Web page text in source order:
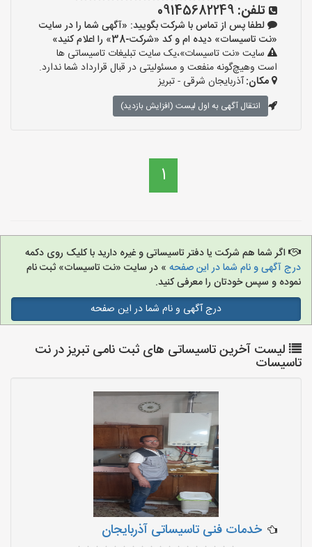
تلفن: 09145682249
لطفا پس از تماس با شرکت بگویید: «آگهی شما را در سایت
«نت تاسیسات» دیده ام و کد «شرکت-38» را اعلام کنید»
سایت «نت تاسیسات»،یک سایت تبلیغات تاسیساتی ها
است وهیچ‌گونه منفعت و مسئولیتی در قبال قرارداد شما ندارد.
مکان:آذربایجان شرقی - تبریز
انتقال آگهی به اول لیست (افزایش بازدید)
1
اگر شما هم شرکت یا دفتر تاسیساتی و غیره دارید با کلیک روی دکمه
درج آگهی و نام شما در این صفحه » در سایت «نت تاسیسات» ثبت نام
نموده و سپس خودتان را معرفی کنید.
درج آگهی و نام شما در این صفحه
لیست آخرین تاسیساتی های ثبت نامی تبریز در نت
تاسیسات
خدمات فنی تاسیساتی آذربایجان